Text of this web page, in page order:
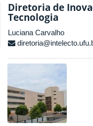
Diretoria de
Tecnologia
Luciana Carvalho